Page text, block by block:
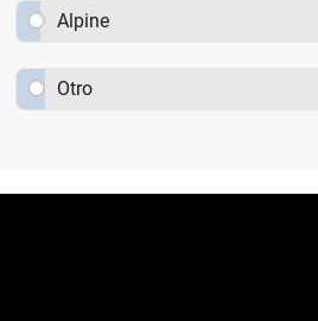
Alpine
Otro